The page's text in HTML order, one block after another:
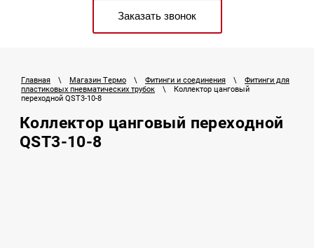
Заказать звонок
Главная \ Магазин Термо \ Фитинги и соединения \
Фитинги для
пластиковых пневматических трубок
\
Коллектор цанговый
переходной QST3-10-8
Коллектор цанговый переходной
QST3-10-8